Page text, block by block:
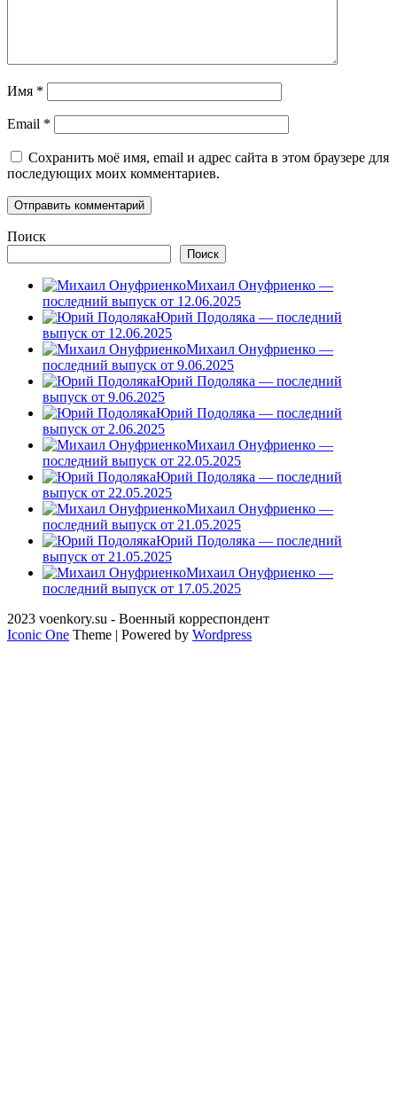
Имя *
Email *
Сохранить моё имя, email и адрес сайта в этом браузере для
последующих моих комментариев.
Поиск
Поиск
Михаил Онуфриенко —
последний выпуск от 12.06.2025
Юрий Подоляка — последний
выпуск от 12.06.2025
Михаил Онуфриенко —
последний выпуск от 9.06.2025
Юрий Подоляка — последний
выпуск от 9.06.2025
Юрий Подоляка — последний
выпуск от 2.06.2025
Михаил Онуфриенко —
последний выпуск от 22.05.2025
Юрий Подоляка — последний
выпуск от 22.05.2025
Михаил Онуфриенко —
последний выпуск от 21.05.2025
Юрий Подоляка — последний
выпуск от 21.05.2025
Михаил Онуфриенко —
последний выпуск от 17.05.2025
2023 voenkory.su - Военный корреспондент
Iconic One Theme | Powered by Wordpress